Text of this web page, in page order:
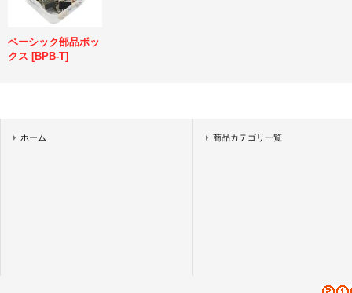
ベーシック部品ボッ
クス [BPB-T]
ホーム 商品カテゴリ一覧